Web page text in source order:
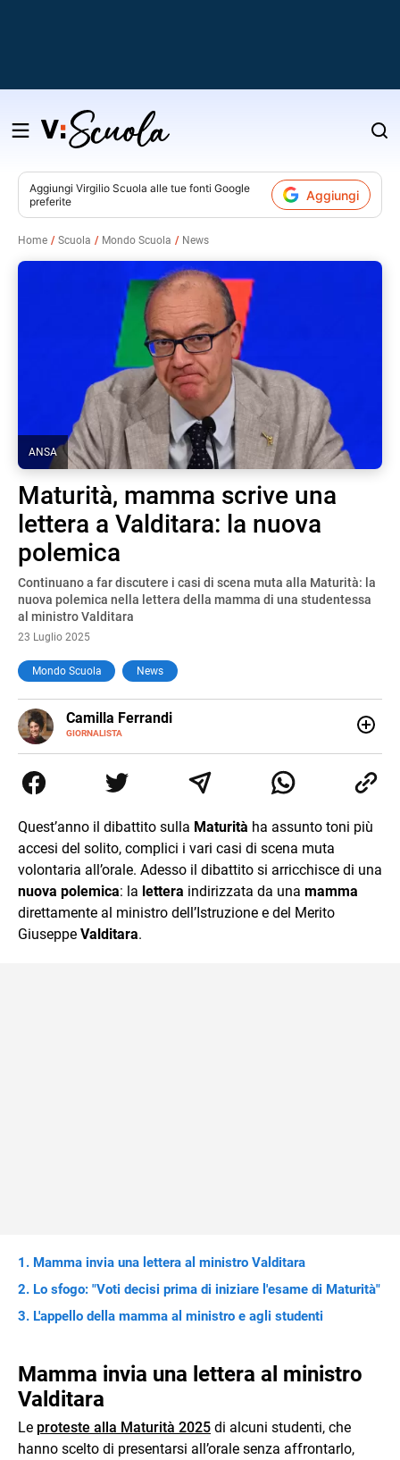
Salta
contenuto
Aggiungi Virgilio Scuola alle tue fonti Google
preferite
Aggiungi
Home Scuola Mondo Scuola News
ANSA
Maturità, mamma scrive una
lettera a Valditara: la nuova
polemica
Continuano a far discutere i casi di scena muta alla Maturità: la
nuova polemica nella lettera della mamma di una studentessa
al ministro Valditara
23 Luglio 2025
Mondo Scuola News
Camilla Ferrandi
GIORNALISTA
E-
MAIL
LINKEDIN
di trasformare la passione per la scrittura in un lavoro, e
da lì non mi sono più fermata. L’attualità è il mio pane
mente.
Quest’anno il dibattito sulla Maturità ha assunto toni più
accesi del solito, complici i vari casi di scena muta
volontaria all’orale. Adesso il dibattito si arricchisce di una
nuova polemica: la lettera indirizzata da una mamma
direttamente al ministro dell’Istruzione e del Merito
Giuseppe Valditara.
Mamma invia una lettera al ministro Valditara
Lo sfogo: "Voti decisi prima di iniziare l'esame di Maturità"
L'appello della mamma al ministro e agli studenti
Mamma invia una lettera al ministro
Valditara
Le proteste alla Maturità 2025 di alcuni studenti, che
hanno scelto di presentarsi all’orale senza affrontarlo,